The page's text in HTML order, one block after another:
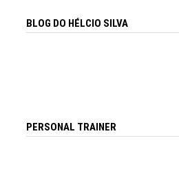
BLOG DO HÉLCIO SILVA
PERSONAL TRAINER